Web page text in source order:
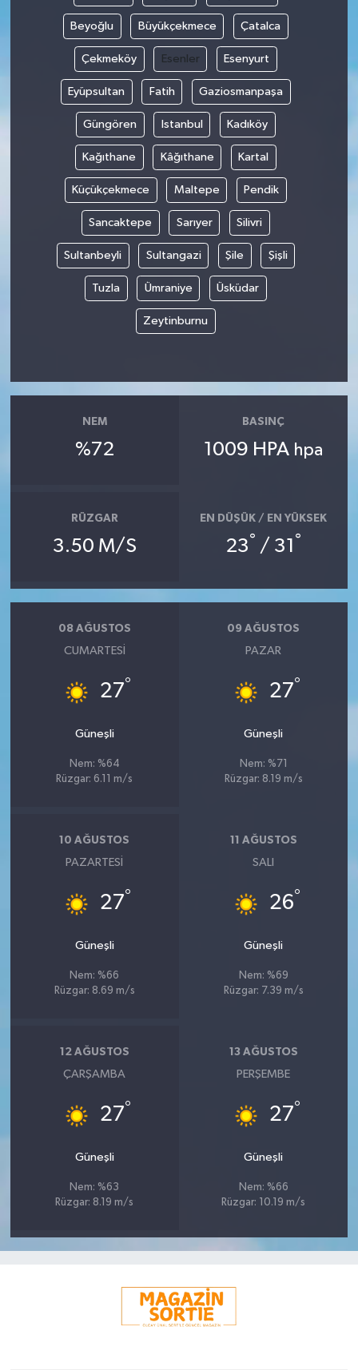
Beyoğlu Büyükçekmece Çatalca
Çekmeköy Esenler Esenyurt
Eyüpsultan Fatih Gaziosmanpaşa
Güngören Istanbul Kadıköy
Kağıthane Kâğıthane Kartal
Küçükçekmece Maltepe Pendik
Sancaktepe Sarıyer Silivri
Sultanbeyli Sultangazi Şile Şişli
Tuzla Ümraniye Üsküdar
Zeytinburnu
NEM
%72
BASINÇ
1009 HPA hpa
RÜZGAR
3.50 M/S
EN DÜŞÜK / EN YÜKSEK
23° / 31 °
08 AĞUSTOS
CUMARTESI
27°
Güneşli
Nem: %64
Rüzgar: 6.11 m/s
09 AĞUSTOS
PAZAR
27°
Güneşli
Nem: %71
Rüzgar: 8.19 m/s
10 AĞUSTOS
PAZARTESI
27°
Güneşli
Nem: %66
Rüzgar: 8.69 m/s
11 AĞUSTOS
SALI
26°
Güneşli
Nem: %69
Rüzgar: 7.39 m/s
12 AĞUSTOS
ÇARŞAMBA
27°
Güneşli
Nem: %63
Rüzgar: 8.19 m/s
13 AĞUSTOS
PERŞEMBE
27°
Güneşli
Nem: %66
Rüzgar: 10.19 m/s